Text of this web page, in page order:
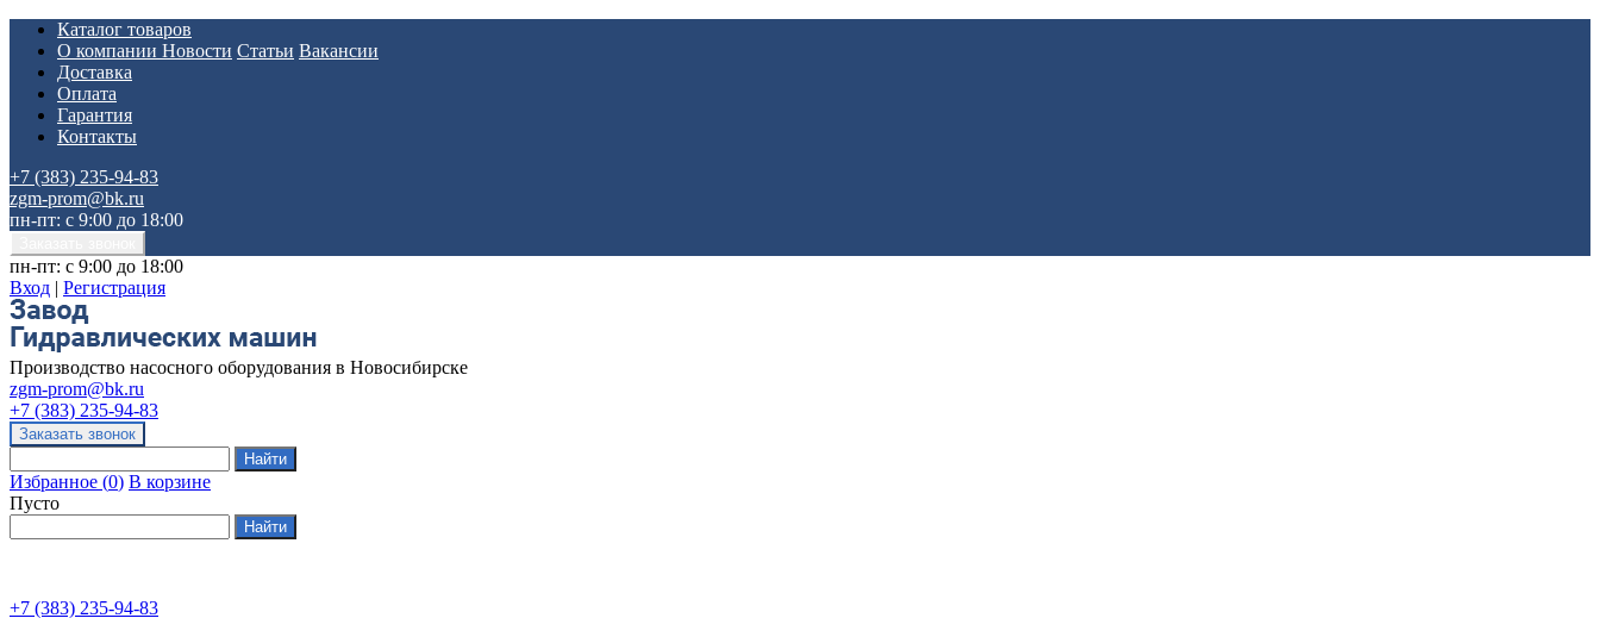
Каталог товаров
О компании Новости Статьи Вакансии
Доставка
Оплата
Гарантия
Контакты
+7 (383) 235-94-83
zgm-prom@bk.ru
пн-пт: с 9:00 до 18:00
пн-пт: с 9:00 до 18:00
Вход | Регистрация
Производство насосного оборудования в Новосибирске
zgm-prom@bk.ru
+7 (383) 235-94-83
Избранное (0) В корзине
Пусто
+7 (383) 235-94-83